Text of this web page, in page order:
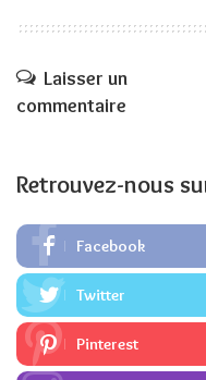
Laisser un
commentaire
Retrouvez-nous
Facebook
Twitter
Pinterest